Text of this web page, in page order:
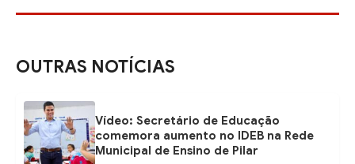
OUTRAS NOTÍCIAS
Vídeo: Secretário de Educação
comemora aumento no IDEB na Rede
Municipal de Ensino de Pilar